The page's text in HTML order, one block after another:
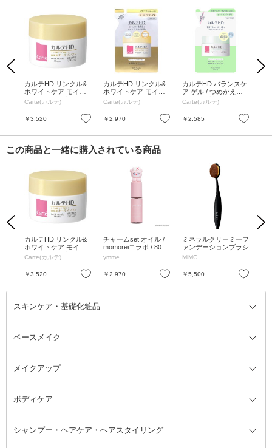
Previous
お気に入り
カルテHD リンクル&
ホワイトケア モイス
チュアゲル / 本体 / 10
0g / 無香料
Carte(カルテ)
￥3,520 お気に入り
カルテHD リンクル&
ホワイトケア モイス
チュアゲル / つめかえ
用 / 90g / 無香料
Carte(カルテ)
￥2,970 お気に入り
カルテHD バランスケ
ア ゲル / つめかえ用 /
90g / 無香料
Carte(カルテ)
￥2,585
Next
この商品と一緒に購入されている商品
Previous
お気に入り
カルテHD リンクル&
ホワイトケア モイス
チュアゲル / 本体 / 10
0g / 無香料
Carte(カルテ)
￥3,520 お気に入り
チャームset オイル /
momoreiコラボ / 80m
L
ymme
￥2,970 お気に入り
ミネラルクリーミーフ
ァンデーションブラシ
MiMC
￥5,500
Next
スキンケア・基礎化粧品
スキンケア・基礎化粧品全て
洗顔料
美容液
オールインワン化粧品 フェイスクリーム
ベースメイク
ベースメイク全て
BBクリーム
コンシーラー ファンデーション
メイクアップ
メイクアップ全て
まつげ美容液 つけまつげ
ボディケア
ボディケア全て
ボディソープ・ハンドソープ・石
けん
シャンプー・ヘアケア・ヘアスタイリング